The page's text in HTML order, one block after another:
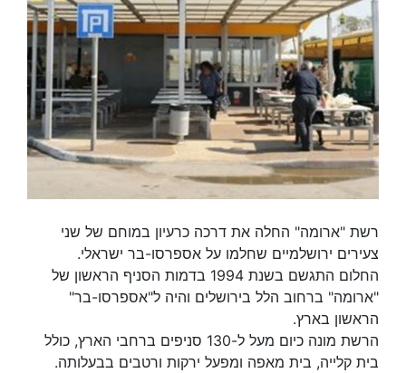
רשת "ארומה" החלה את דרכה כרעיון במוחם של שני
צעירים ירושלמיים שחלמו על אספרסו-בר ישראלי.
החלום התגשם בשנת 1994 בדמות הסניף הראשון של
"ארומה" ברחוב הלל בירושלים והיה ל"אספרסו-בר"
הראשון בארץ.
הרשת מונה כיום מעל ל-130 סניפים ברחבי הארץ, כולל
בית קלייה, בית מאפה ומפעל ירקות ורטבים בבעלותה.